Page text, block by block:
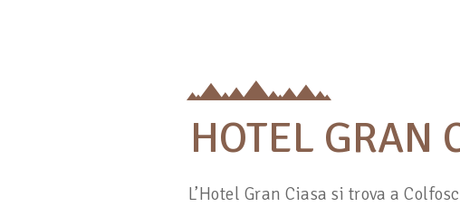
HOTEL GRAN
L’Hotel Gran Ciasa si trova a